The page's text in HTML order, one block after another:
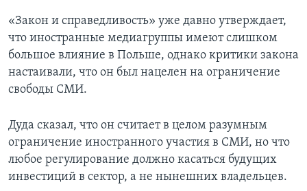
«Закон и справедливость» уже давно утверждает,
что иностранные медиагруппы имеют слишком
большое влияние в Польше, однако критики закона
настаивали, что он был нацелен на ограничение
свободы СМИ.
Дуда сказал, что он считает в целом разумным
ограничение иностранного участия в СМИ, но что
любое регулирование должно касаться будущих
инвестиций в сектор, а не нынешних владельцев.